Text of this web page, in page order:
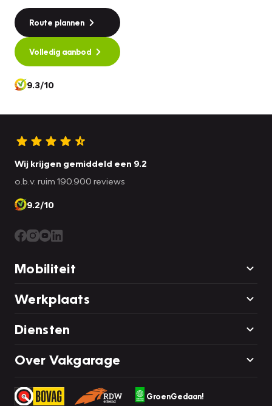
Route plannen
Volledig aanbod
9.3/10
Wij krijgen gemiddeld een 9.2
o.b.v. ruim 190.900 reviews
9.2/10
Mobiliteit
Werkplaats
Diensten
Over Vakgarage
GroenGedaan!